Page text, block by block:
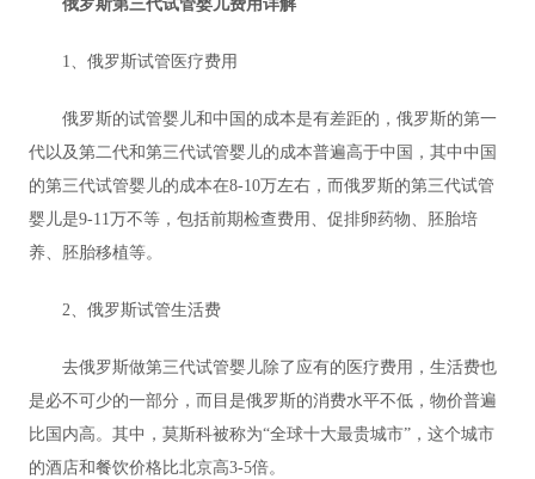
俄罗斯第三代试管婴儿费用详解
1、俄罗斯试管医疗费用
俄罗斯的试管婴儿和中国的成本是有差距的，俄罗斯的第一
代以及第二代和第三代试管婴儿的成本普遍高于中国，其中中国
的第三代试管婴儿的成本在8-10万左右，而俄罗斯的第三代试管
婴儿是9-11万不等，包括前期检查费用、促排卵药物、胚胎培
养、胚胎移植等。
2、俄罗斯试管生活费
去俄罗斯做第三代试管婴儿除了应有的医疗费用，生活费也
是必不可少的一部分，而目是俄罗斯的消费水平不低，物价普遍
比国内高。其中，莫斯科被称为“全球十大最贵城市”，这个城市
的酒店和餐饮价格比北京高3-5倍。